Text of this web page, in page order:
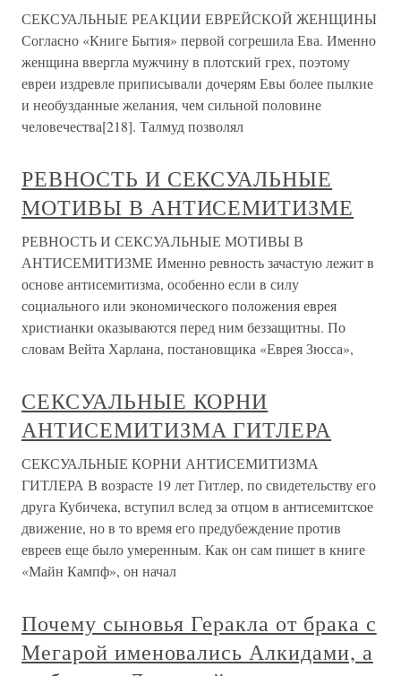
СЕКСУАЛЬНЫЕ РЕАКЦИИ ЕВРЕЙСКОЙ ЖЕНЩИНЫ
Согласно «Книге Бытия» первой согрешила Ева. Именно
женщина ввергла мужчину в плотский грех, поэтому
евреи издревле приписывали дочерям Евы более пылкие
и необузданные желания, чем сильной половине
человечества[218]. Талмуд позволял
РЕВНОСТЬ И СЕКСУАЛЬНЫЕ
МОТИВЫ В АНТИСЕМИТИЗМЕ
РЕВНОСТЬ И СЕКСУАЛЬНЫЕ МОТИВЫ В
АНТИСЕМИТИЗМЕ Именно ревность зачастую лежит в
основе антисемитизма, особенно если в силу
социального или экономического положения еврея
христианки оказываются перед ним беззащитны. По
словам Вейта Харлана, постановщика «Еврея Зюсса»,
СЕКСУАЛЬНЫЕ КОРНИ
АНТИСЕМИТИЗМА ГИТЛЕРА
СЕКСУАЛЬНЫЕ КОРНИ АНТИСЕМИТИЗМА
ГИТЛЕРА В возрасте 19 лет Гитлер, по свидетельству его
друга Кубичека, вступил вслед за отцом в антисемитское
движение, но в то время его предубеждение против
евреев еще было умеренным. Как он сам пишет в книге
«Майн Кампф», он начал
Почему сыновья Геракла от брака с
Мегарой именовались Алкидами, а